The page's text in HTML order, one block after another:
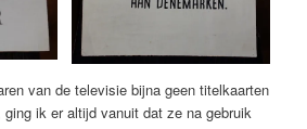
van de televisie bijna geen titelkaarten
ging ik er altijd vanuit dat ze na gebruik